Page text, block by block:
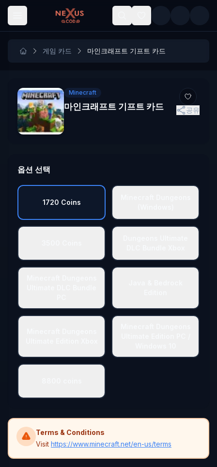
Skip to main content
게임 카드 마인크래프트 기프트 카드
Minecraft
마인크래프트 기프트 카드 공유
옵션 선택
1720 Coins
Terms & Conditions
Visit https://www.minecraft.net/en-us/terms